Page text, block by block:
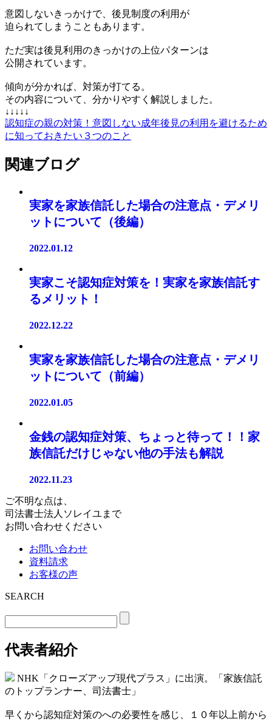
意図しないきっかけで、後見制度の利用が
迫られてしまうこともあります。
ただ実は後見利用のきっかけの上位パターンは
公開されています。
傾向が分かれば、対策が打てる。
その内容について、分かりやすく解説しました。
↓↓↓↓↓
認知症の親の対策！意図しない成年後見の利用を避けるため
に知っておきたい３つのこと
関連ブログ
実家を家族信託した場合の注意点・デメリ
ットについて（後編）
2022.01.12
実家こそ認知症対策を！実家を家族信託す
るメリット！
2022.12.22
実家を家族信託した場合の注意点・デメリ
ットについて（前編）
2022.01.05
金銭の認知症対策、ちょっと待って！！家
族信託だけじゃない他の手法も解説
2022.11.23
ご不明な点は、
司法書士法人ソレイユまで
お問い合わせください
お問い合わせ
資料請求
お客様の声
SEARCH
代表者紹介
NHK「クローズアップ現代プラス」に出演。「家族信託
のトップランナー、司法書士」
早くから認知症対策のへの必要性を感じ、１０年以上前から